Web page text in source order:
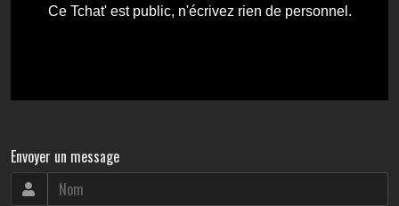
Envoyer un message